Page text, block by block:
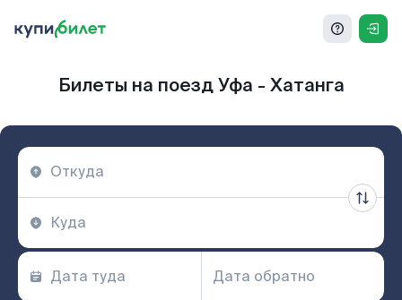
Билеты на поезд Уфа - Хатанга